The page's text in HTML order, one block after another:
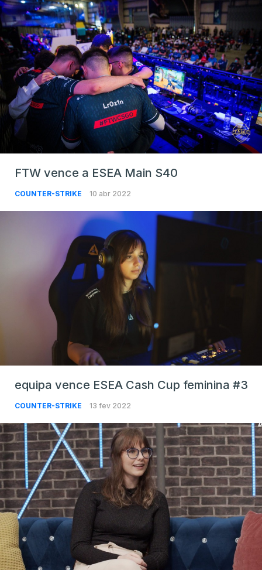
FTW vence a ESEA Main S40
COUNTER-STRIKE 10 abr 2022
equipa vence ESEA Cash Cup feminina #3
COUNTER-STRIKE 13 fev 2022